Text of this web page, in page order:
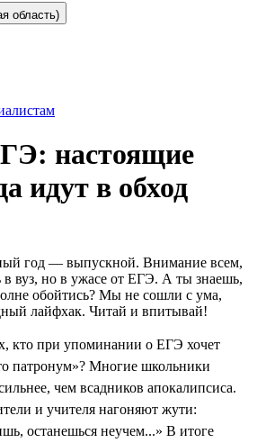
область)
настоящие
идут в обход
год — выпускной. Внимание всем,
в вуз, но в ужасе от ЕГЭ. А ты знаешь,
обойтись? Мы не сошли с ума,
лайфхак. Читай и впитывай!
кто при упоминании о ЕГЭ хочет
патронум»? Многие школьники
чем всадников апокалипсиса.
и учителя нагоняют жути:
останешься неучем...» В итоге